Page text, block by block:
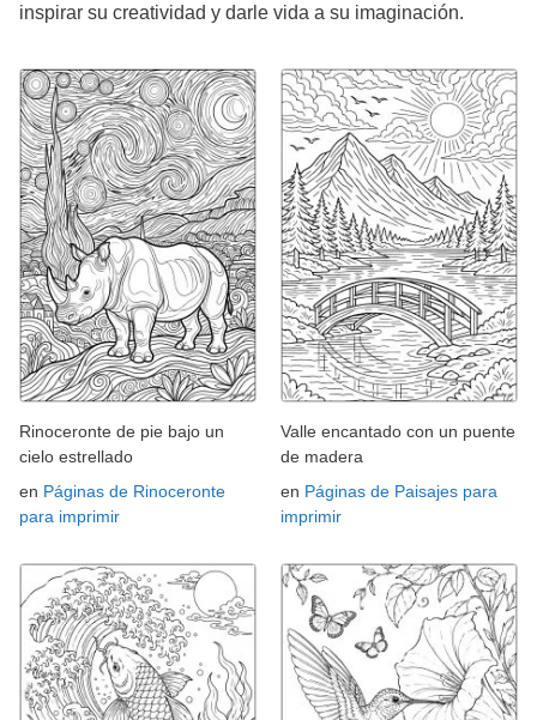
inspirar su creatividad y darle vida a su imaginación.
Rinoceronte de pie bajo un
cielo estrellado
en Páginas de Rinoceronte
para imprimir
Valle encantado con un puente
de madera
en Páginas de Paisajes para
imprimir